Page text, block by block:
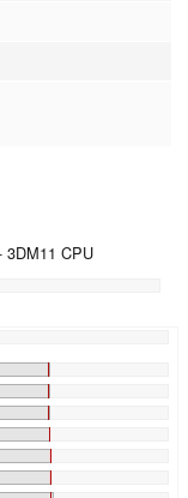
3DM11 CPU